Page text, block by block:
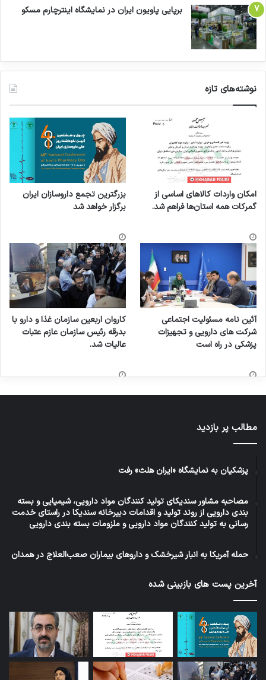
برپایی پاویون ایران در نمایشگاه اینترچارم مسکو
نوشته‌های تازه
امکان واردات کالاهای اساسی از
گمرکات همه استان‌ها فراهم شد.
بزرگترین تجمع داروسازان ایران
برگزار خواهد شد
آئین نامه مسئولیت اجتماعی
شرکت های دارویی و تجهیزات
پزشکی در راه است
کاروان اربعین سازمان غذا و دارو با
بدرقه رئیس سازمان عازم عتبات
عالیات شد.
مطالب پر بازدید
پزشکیان به نمایشگاه «ایران هلث» رفت
مصاحبه مشاور سندیکای تولید کنندگان مواد دارویی، شیمیایی و بسته
بندی دارویی از روند تولید و اقدامات دبیرخانه سندیکا در راستای خدمت
رسانی به تولید کنندگان مواد دارویی و ملزومات بسته بندی دارویی
حمله آمریکا به انبار شیرخشک و داروهای بیماران صعب‌العلاج در همدان
آخرین پست های بازبینی شده